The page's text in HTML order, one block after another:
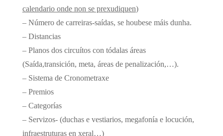
calendario onde non se prexudiquen)
– Número de carreiras-saídas, se houbese máis dunha.
– Distancias
– Planos dos circuítos con tódalas áreas
(Saída,transición, meta, áreas de penalización,…).
– Sistema de Cronometraxe
– Premios
– Categorías
– Servizos- (duchas e vestiarios, megafonía e locución,
infraestruturas en xeral…)